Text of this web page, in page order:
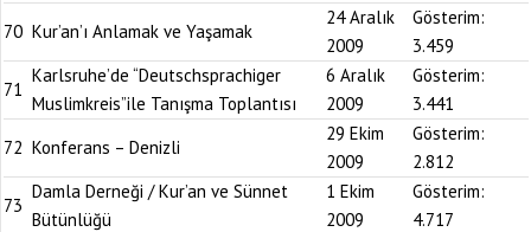
70 Kur’an’ı Anlamak ve Yaşamak
24 Aralık
2009
Gösterim:
3.459
71
Karlsruhe’de “Deutschsprachiger
Muslimkreis”ile Tanışma Toplantısı
6 Aralık
2009
Gösterim:
3.441
72 Konferans – Denizli
29 Ekim
2009
Gösterim:
2.812
73
Damla Derneği / Kur’an ve Sünnet
Bütünlüğü
1 Ekim
2009
Gösterim:
4.717